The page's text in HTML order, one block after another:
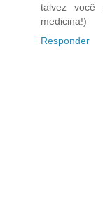
talvez você
medicina!)
Responder